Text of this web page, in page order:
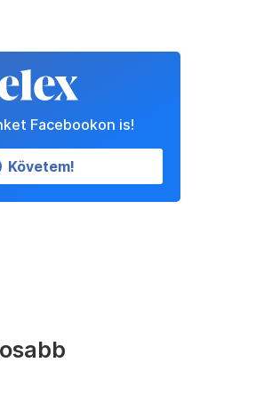
Facebookon is!
Követem!